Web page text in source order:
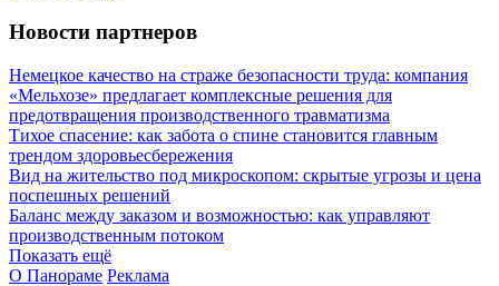
Новости партнеров
Немецкое качество на страже безопасности труда: компания
«Мельхозе» предлагает комплексные решения для
предотвращения производственного травматизма
Тихое спасение: как забота о спине становится главным
трендом здоровьесбережения
Вид на жительство под микроскопом: скрытые угрозы и цена
поспешных решений
Баланс между заказом и возможностью: как управляют
производственным потоком
Показать ещё
О Панораме Реклама